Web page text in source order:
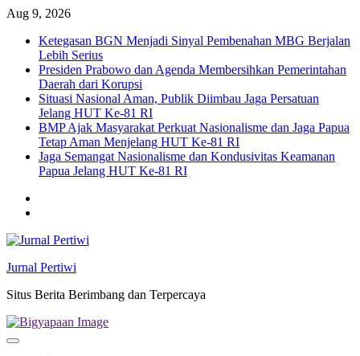
Skip
content
Aug 9, 2026
Ketegasan BGN Menjadi Sinyal Pembenahan MBG Berjalan
Lebih Serius
Presiden Prabowo dan Agenda Membersihkan Pemerintahan
Daerah dari Korupsi
Situasi Nasional Aman, Publik Diimbau Jaga Persatuan
Jelang HUT Ke-81 RI
BMP Ajak Masyarakat Perkuat Nasionalisme dan Jaga Papua
Tetap Aman Menjelang HUT Ke-81 RI
Jaga Semangat Nasionalisme dan Kondusivitas Keamanan
Papua Jelang HUT Ke-81 RI
Jurnal Pertiwi
Situs Berita Berimbang dan Terpercaya